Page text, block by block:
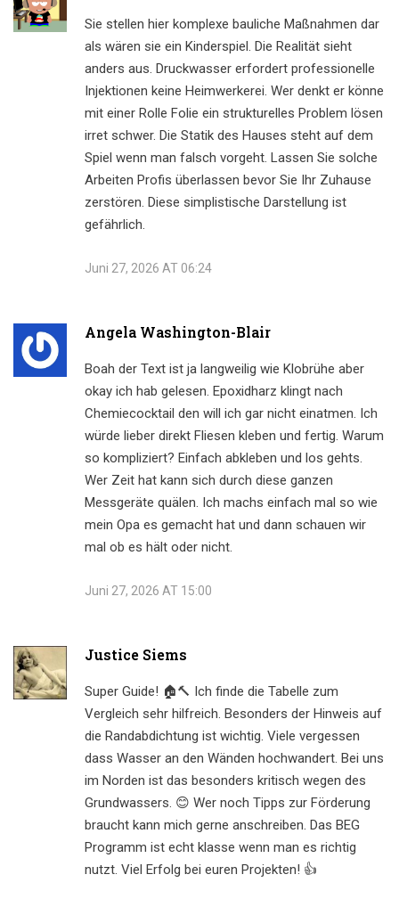
Sie stellen hier komplexe bauliche Maßnahmen dar
als wären sie ein Kinderspiel. Die Realität sieht
anders aus. Druckwasser erfordert professionelle
Injektionen keine Heimwerkerei. Wer denkt er könne
mit einer Rolle Folie ein strukturelles Problem lösen
irret schwer. Die Statik des Hauses steht auf dem
Spiel wenn man falsch vorgeht. Lassen Sie solche
Arbeiten Profis überlassen bevor Sie Ihr Zuhause
zerstören. Diese simplistische Darstellung ist
gefährlich.
Juni 27, 2026 AT 06:24
Angela Washington-Blair
Boah der Text ist ja langweilig wie Klobrühe aber
okay ich hab gelesen. Epoxidharz klingt nach
Chemiecocktail den will ich gar nicht einatmen. Ich
würde lieber direkt Fliesen kleben und fertig. Warum
so kompliziert? Einfach abkleben und los gehts.
Wer Zeit hat kann sich durch diese ganzen
Messgeräte quälen. Ich machs einfach mal so wie
mein Opa es gemacht hat und dann schauen wir
mal ob es hält oder nicht.
Juni 27, 2026 AT 15:00
Justice Siems
Super Guide! 🏠🔨 Ich finde die Tabelle zum
Vergleich sehr hilfreich. Besonders der Hinweis auf
die Randabdichtung ist wichtig. Viele vergessen
dass Wasser an den Wänden hochwandert. Bei uns
im Norden ist das besonders kritisch wegen des
Grundwassers. 😊 Wer noch Tipps zur Förderung
braucht kann mich gerne anschreiben. Das BEG
Programm ist echt klasse wenn man es richtig
nutzt. Viel Erfolg bei euren Projekten! 👍